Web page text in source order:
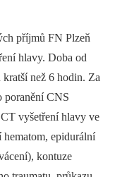
příjmů FN Plzeň
hlavy. Doba od
než 6 hodin. Za
poranění CNS
vyšetření hlavy ve
epidurální
kontuze